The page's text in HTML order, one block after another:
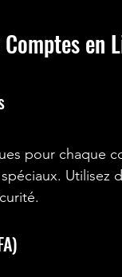
en
pour chaque
Utilisez